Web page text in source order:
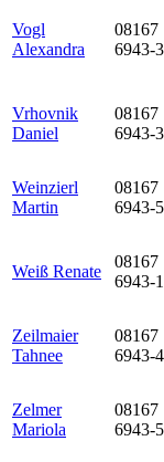
Vogl
Alexandra
08167
6943-
Vrhovnik
Daniel
08167
6943-
Weinzierl
Martin
08167
6943-
Weiß Renate
08167
6943-
Zeilmaier
Tahnee
08167
6943-
Zelmer
Mariola
08167
6943-